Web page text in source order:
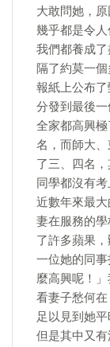
大敢問她，
幾乎都是令
我們都養成了
隔了約莫一
報紙上公布
分發到最後
全家都高興
名，而師大
了三、四名
同學都沒有
近數年來最大
妻在服務的
了許多蘋果
一位她的同
麼高興呢！
看妻子愁何
足以見到她平
但是其中又